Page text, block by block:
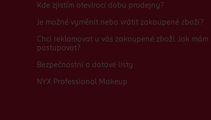
Kde zjistím otevírací dobu prodejny?
Je možné vyměnit nebo vrátit zakoupené zboží?
Chci reklamovat u vás zakoupené zboží. Jak mám
postupovat?
Bezpečnostní a datové listy
NYX Professional Makeup